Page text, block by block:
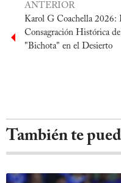
ANTERIOR
Karol G Coachella 2026:
Consagración Histórica
"Bichota" en el Desierto
También te